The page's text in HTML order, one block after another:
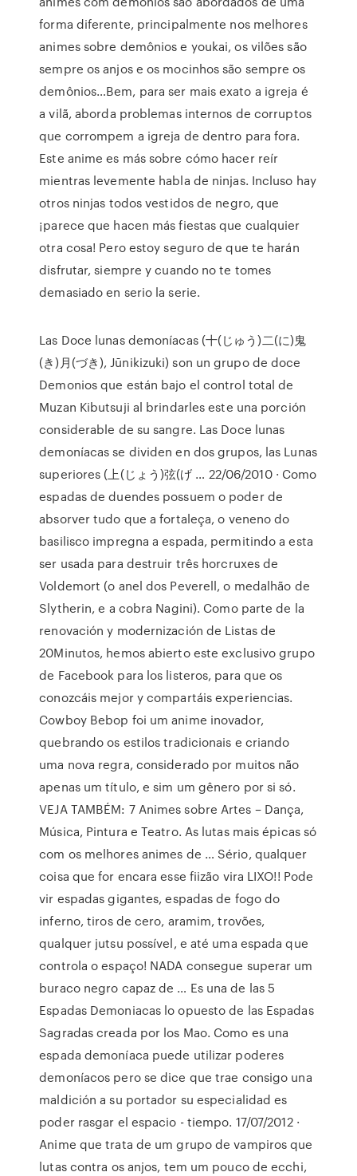
forma diferente, principalmente nos melhores
animes sobre demônios e youkai, os vilões são
sempre os anjos e os mocinhos são sempre os
demônios…Bem, para ser mais exato a igreja é
a vilã, aborda problemas internos de corruptos
que corrompem a igreja de dentro para fora.
Este anime es más sobre cómo hacer reír
mientras levemente habla de ninjas. Incluso hay
otros ninjas todos vestidos de negro, que
¡parece que hacen más fiestas que cualquier
otra cosa! Pero estoy seguro de que te harán
disfrutar, siempre y cuando no te tomes
demasiado en serio la serie.
Las Doce lunas demoníacas (十(じゅう)二(に)鬼
(き)月(づき), Jūnikizuki) son un grupo de doce
Demonios que están bajo el control total de
Muzan Kibutsuji al brindarles este una porción
considerable de su sangre. Las Doce lunas
demoníacas se dividen en dos grupos, las Lunas
superiores (上(じょう)弦(げ … 22/06/2010 · Como
espadas de duendes possuem o poder de
absorver tudo que a fortaleça, o veneno do
basilisco impregna a espada, permitindo a esta
ser usada para destruir três horcruxes de
Voldemort (o anel dos Peverell, o medalhão de
Slytherin, e a cobra Nagini). Como parte de la
renovación y modernización de Listas de
20Minutos, hemos abierto este exclusivo grupo
de Facebook para los listeros, para que os
conozcáis mejor y compartáis experiencias.
Cowboy Bebop foi um anime inovador,
quebrando os estilos tradicionais e criando
uma nova regra, considerado por muitos não
apenas um título, e sim um gênero por si só.
VEJA TAMBÉM: 7 Animes sobre Artes – Dança,
Música, Pintura e Teatro. As lutas mais épicas só
com os melhores animes de … Sério, qualquer
coisa que for encara esse fiizão vira LIXO!! Pode
vir espadas gigantes, espadas de fogo do
inferno, tiros de cero, aramim, trovões,
qualquer jutsu possível, e até uma espada que
controla o espaço! NADA consegue superar um
buraco negro capaz de … Es una de las 5
Espadas Demoniacas lo opuesto de las Espadas
Sagradas creada por los Mao. Como es una
espada demoníaca puede utilizar poderes
demoníacos pero se dice que trae consigo una
maldición a su portador su especialidad es
poder rasgar el espacio - tiempo. 17/07/2012 ·
Anime que trata de um grupo de vampiros que
lutas contra os anjos, tem um pouco de ecchi,